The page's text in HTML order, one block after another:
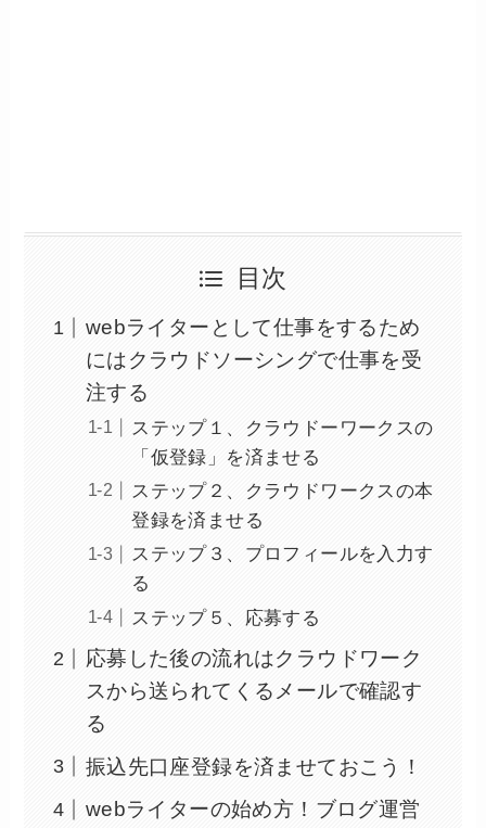
目次
webライターとして仕事をするため
にはクラウドソーシングで仕事を受
注する
ステップ１、クラウドーワークスの
「仮登録」を済ませる
ステップ２、クラウドワークスの本
登録を済ませる
ステップ３、プロフィールを入力す
る
ステップ５、応募する
応募した後の流れはクラウドワーク
スから送られてくるメールで確認す
る
振込先口座登録を済ませておこう！
webライターの始め方！ブログ運営